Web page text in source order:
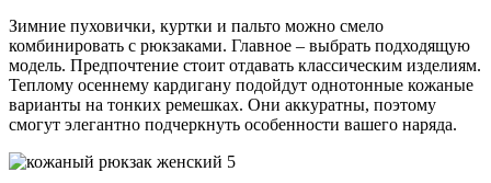
Зимние пуховички, куртки и пальто можно смело
комбинировать с рюкзаками. Главное – выбрать подходящую
модель. Предпочтение стоит отдавать классическим изделиям.
Теплому осеннему кардигану подойдут однотонные кожаные
варианты на тонких ремешках. Они аккуратны, поэтому
смогут элегантно подчеркнуть особенности вашего наряда.